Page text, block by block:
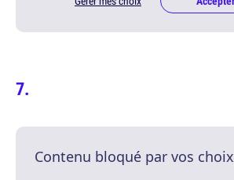
Contenu bloqué par vos